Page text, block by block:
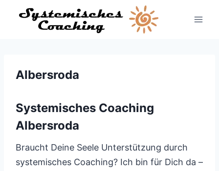
Inhalt
Albersroda
Systemisches Coaching
Albersroda
Braucht Deine Seele Unterstützung durch
systemisches Coaching? Ich bin für Dich da –